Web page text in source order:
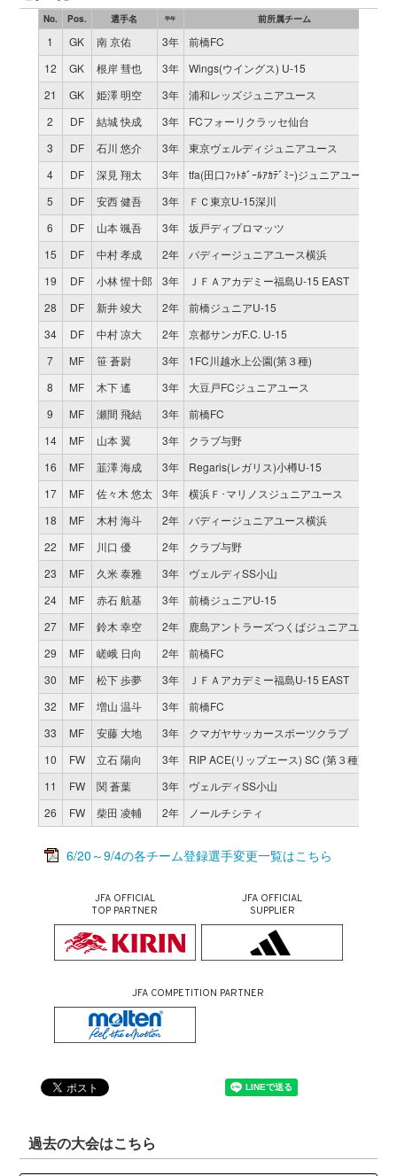
No. Pos. 選手名 学年 前所属チーム
1 GK 南 京佑 3年 前橋FC
12
GK 根岸 彗也 3年 Wings(ウイングス) U-15
21
GK 姫澤 明空 3年 浦和レッズジュニアユース
2
DF 結城 快成 3年 FCフォーリクラッセ仙台
3
DF 石川 悠介 3年 東京ヴェルディジュニアユース
4
DF 深見 翔太 3年 tfa(田口ﾌｯﾄﾎﾞｰﾙｱｶﾃﾞﾐｰ)ジュニアユース
5
DF 安西 健吾 3年 ＦＣ東京U-15深川
6
DF 山本 颯吾 3年 坂戸ディプロマッツ
15
DF 中村 孝成 2年 バディージュニアユース横浜
19
DF 小林 惺十郎 3年 ＪＦＡアカデミー福島U-15 EAST
28
DF 新井 竣大 2年 前橋ジュニアU-15
34
DF 中村 凉大 2年 京都サンガF.C. U-15
7
MF 笹 蒼尉 3年 1FC川越水上公園(第３種)
8
MF 木下 遙 3年 大豆戸FCジュニアユース
9
MF 瀬間 飛結 3年 前橋FC
14
MF 山本 翼 3年 クラブ与野
16
MF 韮澤 海成 3年 Regaris(レガリス)小樽U-15
17
MF 佐々木 悠太 3年 横浜Ｆ･マリノスジュニアユース
18
MF 木村 海斗 2年 バディージュニアユース横浜
22
MF 川口 優 2年 クラブ与野
23
MF 久米 泰雅 3年 ヴェルディSS小山
24
MF 赤石 航基 3年 前橋ジュニアU-15
27
MF 鈴木 幸空 2年 鹿島アントラーズつくばジュニアユース
29
MF 嵯峨 日向 2年 前橋FC
30
MF 松下 歩夢 3年 ＪＦＡアカデミー福島U-15 EAST
32
MF 増山 温斗 3年 前橋FC
33
MF 安藤 大地 3年 クマガヤサッカースポーツクラブ
10
FW 立石 陽向 3年 RIP ACE(リップエース) SC (第３種)
11
FW 関 蒼葉 3年 ヴェルディSS小山
26
FW 柴田 凌輔 2年 ノールチシティ
6/20～9/4の各チーム登録選手変更一覧はこちら
JFA OFFICIAL
TOP PARTNER
JFA OFFICIAL
SUPPLIER
JFA COMPETITION PARTNER
過去の大会はこちら